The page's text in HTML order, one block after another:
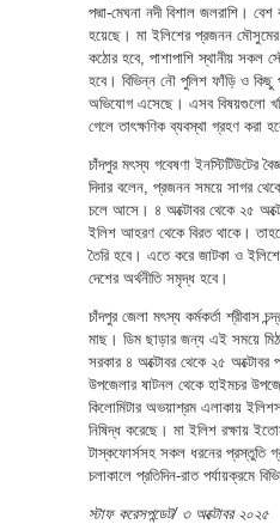
পদ্মা-মেঘনা নদী বিশাল জলরাশি।
হয়েছে। মা ইলিশের প্রজনন
কঠোর হবে, পাশাপাশি স্থানীয় সকল
হবে। বিভিন্ন নৌ পুলিশ ফাঁড়ি ও কিছু
অভিযোগ এসেছে। এসব বিষয়গুলো
গেলে তাৎক্ষণিক ব্যবস্থা গ্রহণ করা
চাঁদপুর মৎস্য গবেষণা ইনস্টিটিউটের
দিদার বলেন, প্রজনন সময়ে সাগর
চলে আসে। ৪ অক্টোবর থেকে ২৫
ইলিশ আহরণ থেকে বিরত থাকে।
তৈরি হবে। এতে করে জাটকা ও
দেশের অর্থনীতি সমৃদ্ধ হবে।
চাঁদপুর জেলা মৎস্য কর্মকর্তা শ্রীবাস
মাছ। ডিম ছাড়ার জন্য এই সময়ে
সরকার ৪ অক্টোবর থেকে ২৫ অক্টোবর
উপজেলার ষাটনল থেকে হাইমচর
কিলোমিটার অভয়াশ্রম এলাকায়
নিষিদ্ধ করেছে। মা ইলিশ রক্ষায়
টাস্কফোর্সসহ সকল ধরনের প্রস্তুতি
চলাকালে প্রতিদিন-রাত পর্যায়ক্রমে
স্টাফ করেসপন্ডেট/ ৩ অক্টোবর ২০২৫